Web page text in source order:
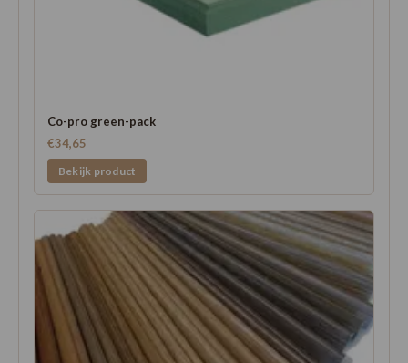
Co-pro green-pack
€34,65
Bekijk product